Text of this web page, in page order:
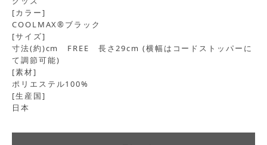
[カラー]
COOLMAX®ブラック
[サイズ]
寸法(約)cm FREE 長さ29cm (横幅はコードストッパーに
て調節可能)
[素材]
ポリエステル100%
[生産国]
日本